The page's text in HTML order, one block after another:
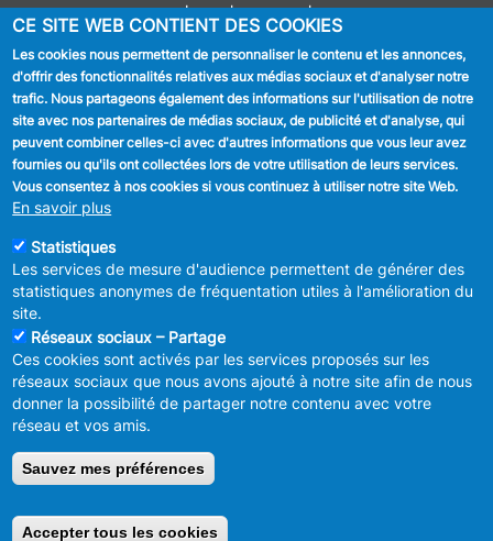
Journal communal
Stationnement
SUIVEZ NOUS
Facebook
Linkedin
MENU
FOOTER
LEGAL
Déclaration de confidentialité
Déclaration d'accessibilité
modération des réseaux sociaux
du Conseil 1 B-1070-Bruxelles -
CE SITE WEB CONTIENT DES COOKIES
Les cookies nous permettent de personnaliser le contenu et les annonces,
d'offrir des fonctionnalités relatives aux médias sociaux et d'analyser notre
trafic. Nous partageons également des informations sur l'utilisation de notre
site avec nos partenaires de médias sociaux, de publicité et d'analyse, qui
peuvent combiner celles-ci avec d'autres informations que vous leur avez
fournies ou qu'ils ont collectées lors de votre utilisation de leurs services.
Vous consentez à nos cookies si vous continuez à utiliser notre site Web.
En savoir plus
Statistiques
Les services de mesure d'audience permettent de générer des
statistiques anonymes de fréquentation utiles à l'amélioration du
site.
Réseaux sociaux – Partage
Ces cookies sont activés par les services proposés sur les
réseaux sociaux que nous avons ajouté à notre site afin de nous
donner la possibilité de partager notre contenu avec votre
réseau et vos amis.
Sauvez mes préférences
Accepter tous les cookies